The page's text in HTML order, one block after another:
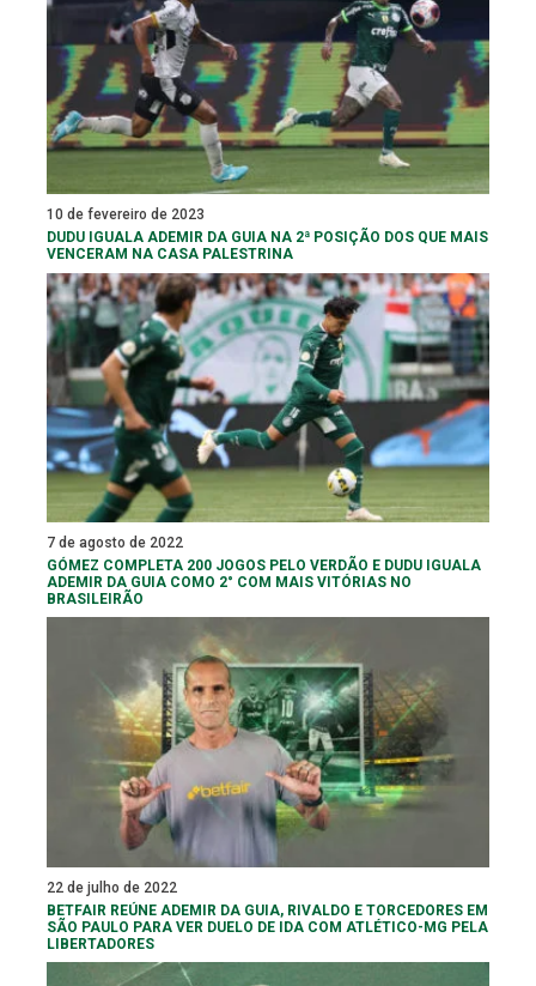
10 de fevereiro de 2023
DUDU IGUALA ADEMIR DA GUIA NA 2ª POSIÇÃO DOS QUE MAIS
VENCERAM NA CASA PALESTRINA
7 de agosto de 2022
GÓMEZ COMPLETA 200 JOGOS PELO VERDÃO E DUDU IGUALA
ADEMIR DA GUIA COMO 2° COM MAIS VITÓRIAS NO
BRASILEIRÃO
22 de julho de 2022
BETFAIR REÚNE ADEMIR DA GUIA, RIVALDO E TORCEDORES EM
SÃO PAULO PARA VER DUELO DE IDA COM ATLÉTICO-MG PELA
LIBERTADORES